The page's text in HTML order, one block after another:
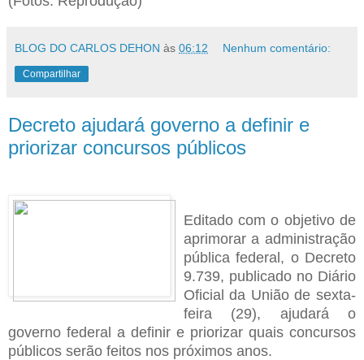
BLOG DO CARLOS DEHON às 06:12 Nenhum comentário:
Compartilhar
Decreto ajudará governo a definir e
priorizar concursos públicos
Editado com o objetivo de
aprimorar a administração
pública federal, o Decreto
9.739, publicado no Diário
Oficial da União de sexta-
feira (29), ajudará o
governo federal a definir e priorizar quais concursos
públicos serão feitos nos próximos anos.